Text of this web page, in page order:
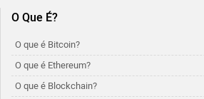
O Que É?
O que é Bitcoin?
O que é Ethereum?
O que é Blockchain?